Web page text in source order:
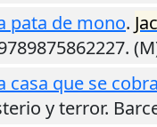
pata de mono.
casa que se
y terror.